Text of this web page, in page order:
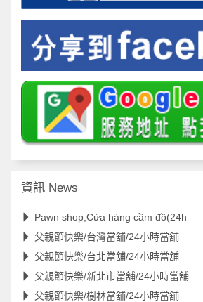
資訊 News
Pawn shop,Cửa hàng cầm đồ(24h
父親節快樂/台灣當舖/24小時當舖
父親節快樂/台北當舖/24小時當舖
父親節快樂/新北市當舖/24小時當舖
父親節快樂/樹林當舖/24小時當舖